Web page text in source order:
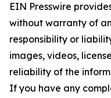
EIN Presswire
without warranty of
responsibility or
images, videos,
reliability of the
If you have any